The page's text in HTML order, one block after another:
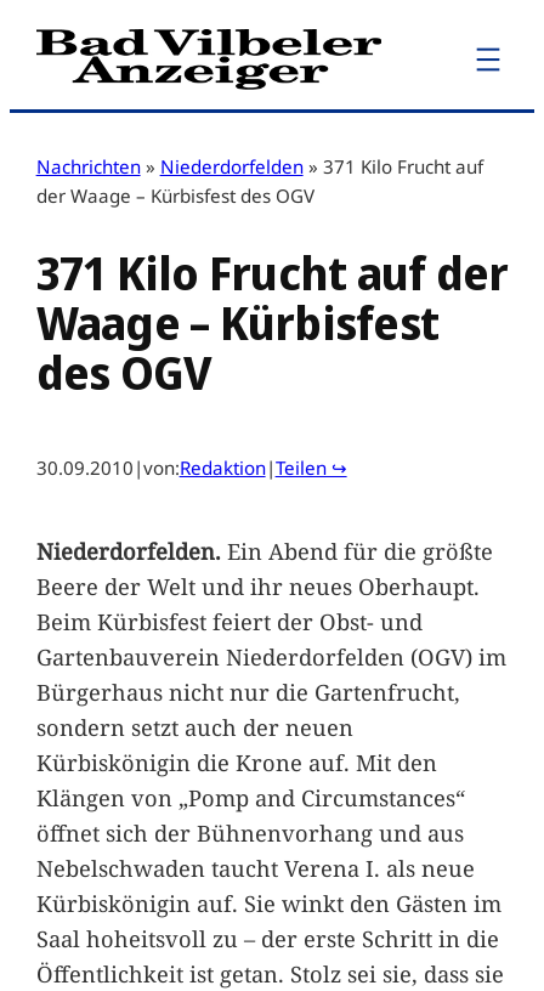
Zum
Inhalt
Nachrichten » Niederdorfelden » 371 Kilo Frucht auf
der Waage – Kürbisfest des OGV
371 Kilo Frucht auf der
Waage – Kürbisfest
des OGV
30.09.2010 |von:Redaktion|Teilen ↪
Niederdorfelden.Ein Abend für die größte
Beere der Welt und ihr neues Oberhaupt.
Beim Kürbisfest feiert der Obst- und
Gartenbauverein Niederdorfelden (OGV) im
Bürgerhaus nicht nur die Gartenfrucht,
sondern setzt auch der neuen
Kürbiskönigin die Krone auf. Mit den
Klängen von „Pomp and Circumstances“
öffnet sich der Bühnenvorhang und aus
Nebelschwaden taucht Verena I. als neue
Kürbiskönigin auf. Sie winkt den Gästen im
Saal hoheitsvoll zu – der erste Schritt in die
Öffentlichkeit ist getan. Stolz sei sie, dass sie